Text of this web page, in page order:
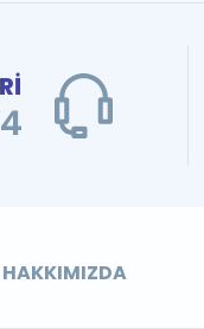
HAKKIMIZDA